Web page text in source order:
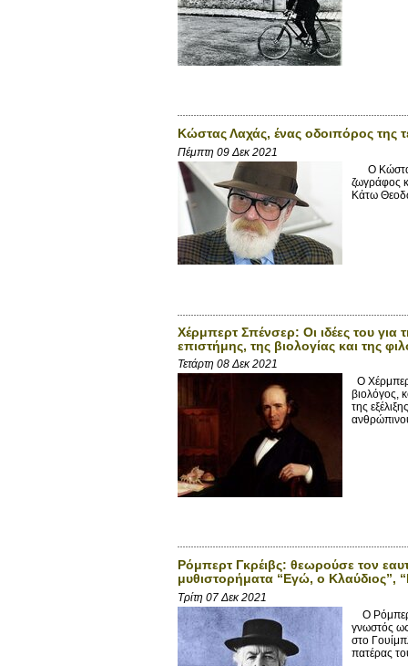
Κώστας Λαχάς, ένας οδοιπόρος της
Πέμπτη 09 Δεκ 2021
Ο Κώστας
ζωγράφος
Κάτω
Χέρμπερτ Σπένσερ: Οι ιδέες του για
επιστήμης, της βιολογίας και της
Τετάρτη 08 Δεκ 2021
Ο
βιολόγος,
της
Ρόμπερτ Γκρέιβς: θεωρούσε τον
μυθιστορήματα “Εγώ, ο Κλαύδιος”,
Τρίτη 07 Δεκ 2021
Ο
γνωστός
στο
πατέρας